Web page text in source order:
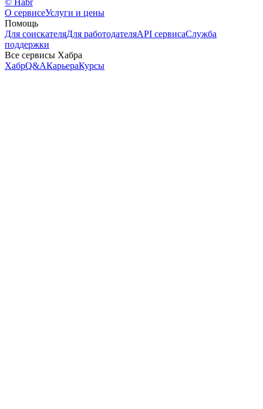
О сервисеУслуги и цены
Помощь
Для соискателяДля работодателяAPI сервисаСлужба
поддержки
Все сервисы Хабра
ХабрQ&AКарьераКурсы